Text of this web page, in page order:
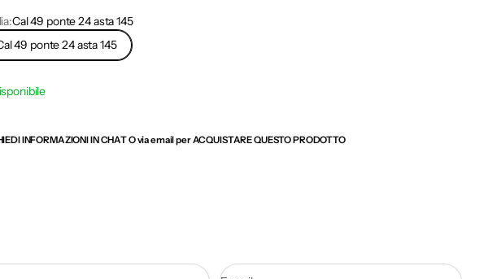
Cal 49 ponte 24 asta 145
49 ponte 24 asta 145
INFORMAZIONI IN CHAT O via email perACQUISTARE QUESTO PRODOTTO